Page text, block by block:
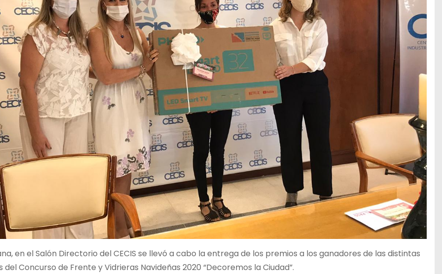
en el Salón Directorio del CECIS se llevó a cabo la entrega de los premios a los ganadores de las distintas
Concurso de Frente y Vidrieras Navideñas 2020 “Decoremos la Ciudad”.